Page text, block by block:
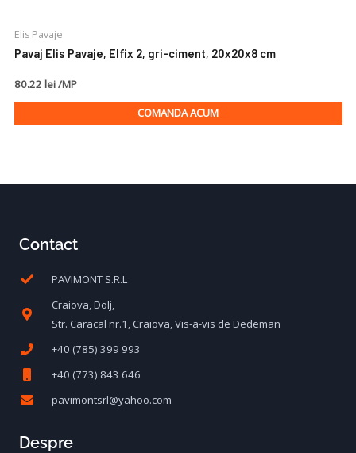
Elis Pavaje
Pavaj Elis Pavaje, Elfix 2, gri-ciment, 20x20x8 cm
80.22 lei /MP
COMANDA ACUM
Contact
PAVIMONT S.R.L
Craiova, Dolj,
Str. Caracal nr.1, Craiova, Vis-a-vis de Dedeman
+40 (785) 399 993
+40 (773) 843 646
pavimontsrl@yahoo.com
Despre